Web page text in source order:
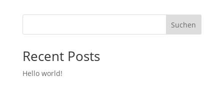
Suchen
Recent Posts
Hello world!